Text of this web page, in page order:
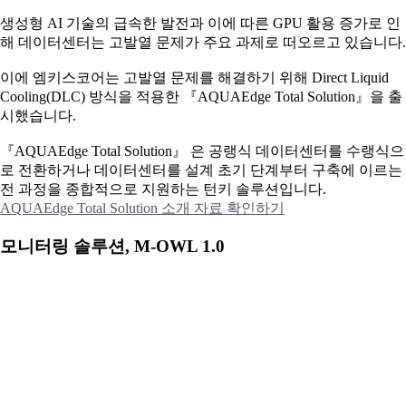
생성형 AI 기술의 급속한 발전과 이에 따른 GPU 활용 증가로 인
해 데이터센터는 고발열 문제가 주요 과제로 떠오르고 있습니다.
이에 엠키스코어는 고발열 문제를 해결하기 위해 Direct Liquid
Cooling(DLC) 방식을 적용한 『AQUAEdge Total Solution』을 출
시했습니다.
『AQUAEdge Total Solution』 은 공랭식 데이터센터를 수랭식으
로 전환하거나 데이터센터를 설계 초기 단계부터 구축에 이르는
전 과정을 종합적으로 지원하는 턴키 솔루션입니다.
AQUAEdge Total Solution 소개 자료 확인하기
모니터링 솔루션, M-OWL 1.0